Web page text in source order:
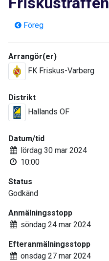
Föreg
Arrangör(er)
FK Friskus-Varberg
Distrikt
Hallands OF
Datum/tid
lördag 30 mar 2024
10:00
Status
Godkänd
Anmälningsstopp
söndag 24 mar 2024
Efteranmälningsstopp
onsdag 27 mar 2024